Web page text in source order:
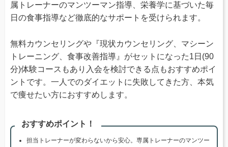
属トレーナーのマンツーマン指導、栄養学に基づいた毎
日の食事指導など徹底的なサポートを受けられます。
無料カウンセリングや『現状カウンセリング、マシーン
トレーニング、食事改善指導』がセットになった1日(90
分)体験コースもあり入会を検討できる点もおすすめポイ
ントです。一人でのダイエットに失敗してきた方、本気
で痩せたい方におすすめします。
おすすめポイント！
担当トレーナーが変わらないから安心。専属トレーナーのマンツー